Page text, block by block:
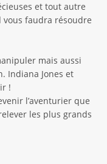
et tout autre
faudra résoudre
mais aussi
Indiana Jones et
!
l’aventurier que
les plus grands